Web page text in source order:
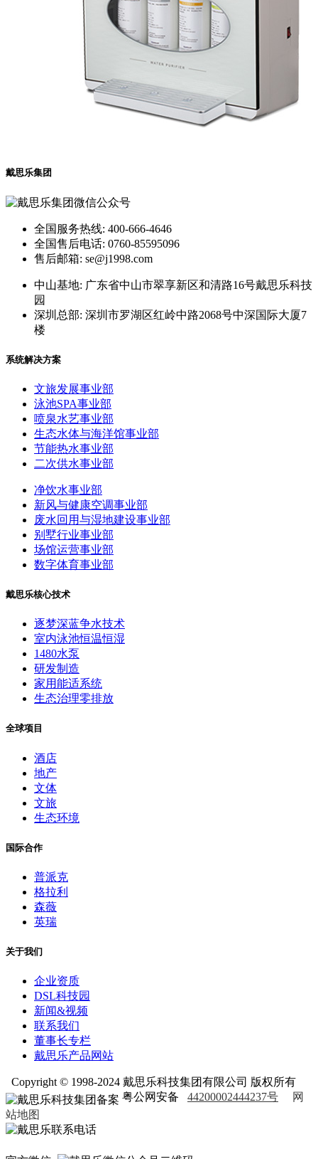
戴思乐集团
全国服务热线: 400-666-4646
全国售后电话: 0760-85595096
售后邮箱: se@j1998.com
中山基地: 广东省中山市翠享新区和清路16号戴思乐科技
园
深圳总部: 深圳市罗湖区红岭中路2068号中深国际大厦7
楼
系统解决方案
文旅发展事业部
泳池SPA事业部
喷泉水艺事业部
生态水体与海洋馆事业部
节能热水事业部
二次供水事业部
净饮水事业部
新风与健康空调事业部
废水回用与湿地建设事业部
别墅行业事业部
场馆运营事业部
数字体育事业部
戴思乐核心技术
逐梦深蓝争水技术
室内泳池恒温恒湿
1480水泵
研发制造
家用能适系统
生态治理零排放
全球项目
酒店
地产
文体
文旅
生态环境
国际合作
普派克
格拉利
森薇
英瑞
关于我们
企业资质
DSL科技园
新闻&视频
联系我们
董事长专栏
戴思乐产品网站
Copyright © 1998-2024 戴思乐科技集团有限公司 版权所有
粤公网安备 44200002444237号
网
站地图